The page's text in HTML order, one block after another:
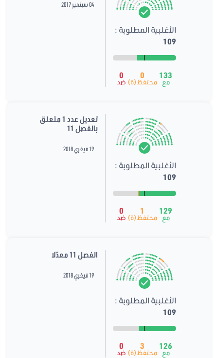
الأغلبية المطلوبة :
109
133
مع
0
محتفظ(ة)
0
ضد
04 سبتمبر 2017
الأغلبية المطلوبة :
109
129
مع
1
محتفظ(ة)
0
ضد
تعديل عدد 1 متعلق
بالفصل 11
19 فيفري 2018
الأغلبية المطلوبة :
109
126
مع
3
محتفظ(ة)
0
ضد
الفصل 11 معدّلا
19 فيفري 2018